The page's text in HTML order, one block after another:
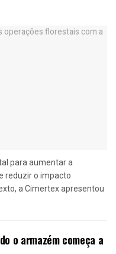
para aumentar a
reduzir o impacto
a Cimertex apresentou
o armazém começa a